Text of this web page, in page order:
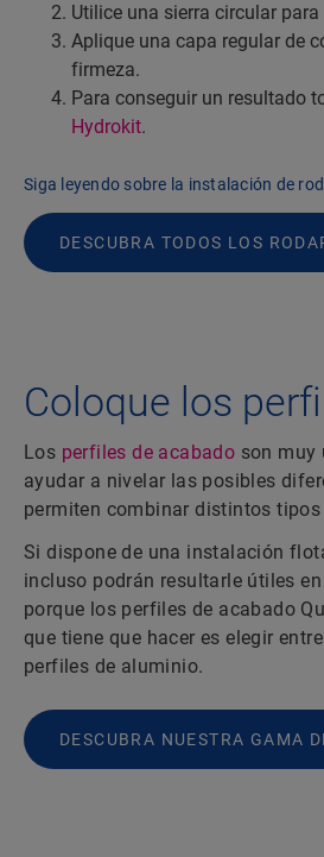
Utilice una sierra circular
Aplique una capa regular de
firmeza.
Para conseguir un resultado
Hydrokit.
Siga leyendo sobre la instalación de
DESCUBRA TODOS LOS
Coloque los
Los perfiles de acabado son muy
ayudar a nivelar las posibles
permiten combinar distintos tipos
Si dispone de una instalación
incluso podrán resultarle útiles
porque los perfiles de acabado
que tiene que hacer es elegir
perfiles de aluminio.
DESCUBRA NUESTRA GAMA